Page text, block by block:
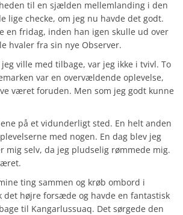
til en sjælden mellemlanding i den
lige checke, om jeg nu havde det godt.
en fridag, inden han igen skulle ud over
hvaler fra sin nye Observer.
ville med tilbage, var jeg ikke i tvivl. To
var en overvældende oplevelse,
været foruden. Men som jeg godt kunne
på et vidunderligt sted. En helt anden
med nogen. En dag blev jeg
mig selv, da jeg pludselig rømmede mig.
ting sammen og krøb ombord i
det højre forsæde og havde en fantastisk
til Kangarlussuaq. Det sørgede den